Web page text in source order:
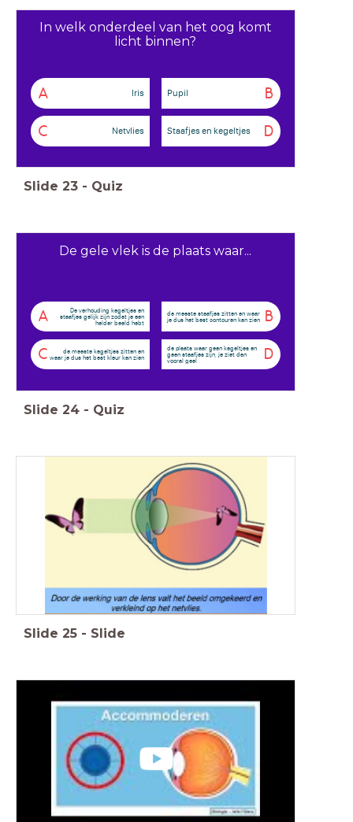
In welk onderdeel van het oog komt
licht binnen?
A Iris B
Pupil
C Netvlies D
Staafjes en kegeltjes
Slide 23 - Quiz
De gele vlek is de plaats waar...
A
De verhouding kegeltjes en
staafjes gelijk zijn zodat je een
helder beeld hebt
B
de meeste staafjes zitten en waar
je dus het best contouren kan zien
C
de meeste kegeltjes zitten en
waar je dus het best kleur kan zien
D
de plaats waar geen kegeltjes en
geen staafjes zijn, je ziet dan
vooral geel
Slide 24 - Quiz
Slide 25 - Slide